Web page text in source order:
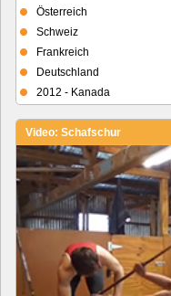
Österreich
Schweiz
Frankreich
Deutschland
2012 - Kanada
Video: Schafschur